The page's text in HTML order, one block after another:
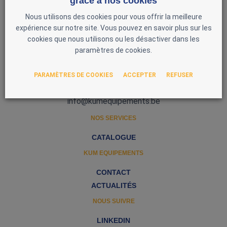
Zone d'Activité Nord 3
Belgique
info@kumequipements.be
NOS SERVICES
CATALOGUE
KUM EQUIPEMENTS
CONTACT
ACTUALITÉS
NOUS SUIVRE
LINKEDIN
Nous utilisons des cookies pour vous offrir la meilleure
expérience sur notre site. Vous pouvez en savoir plus sur les
cookies que nous utilisons ou les désactiver dans les
paramètres de cookies.
PARAMÈTRES DE COOKIES ACCEPTER REFUSER